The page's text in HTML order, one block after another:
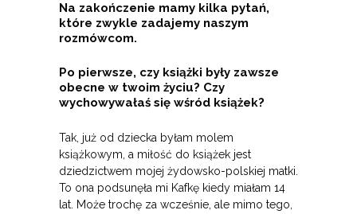
Na zakończenie mamy kilka pytań,
które zwykle zadajemy naszym
rozmówcom.
Po pierwsze, czy książki były zawsze
obecne w twoim życiu? Czy
wychowywałaś się wśród książek?
Tak, już od dziecka byłam molem
książkowym, a miłość do książek jest
dziedzictwem mojej żydowsko-polskiej matki.
To ona podsunęła mi Kafkę kiedy miałam 14
lat. Może trochę za wcześnie, ale mimo tego,